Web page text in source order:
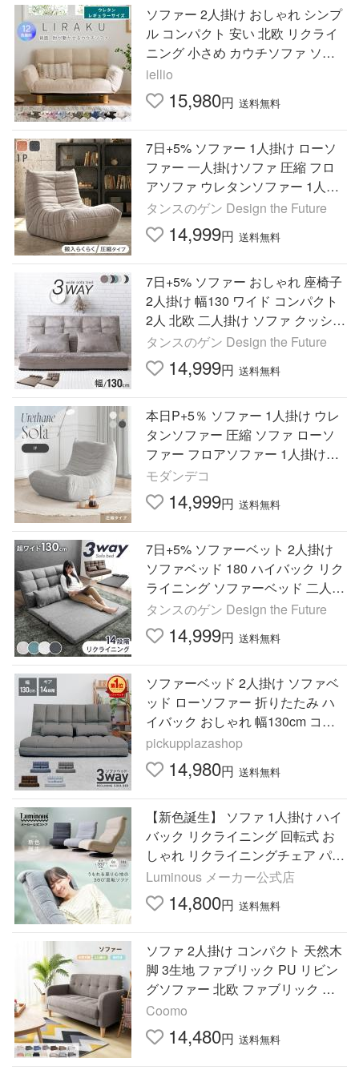
ソファー 2人掛け おしゃれ シンプ
ル コンパクト 安い 北欧 リクライ
ニング 小さめ カウチソファ ソフ
ァ ソファベッド ローソファ 二人
掛け 3人掛け レザー
iellio
15,980円 送料無料
7日+5% ソファー 1人掛け ローソ
ファー 一人掛けソファ 圧縮 フロ
アソファ ウレタンソファー 1人用
一人用 ローソファ 1人 フロアソフ
ァー 北欧 1P
タンスのゲン Design the Future
14,999円 送料無料
7日+5% ソファー おしゃれ 座椅子
2人掛け 幅130 ワイド コンパクト
2人 北欧 二人掛け ソファ クッショ
ン付き シンプル リビング
タンスのゲン Design the Future
14,999円 送料無料
本日P+5％ ソファー 1人掛け ウレ
タンソファー 圧縮 ソファ ローソ
ファー フロアソファー 1人掛けソ
ファ ハイバック ロータイプ 一人
暮らし 北欧 爆買
モダンデコ
14,999円 送料無料
7日+5% ソファーベット 2人掛け
ソファベッド 180 ハイバック リク
ライニング ソファーベッド 二人掛
け ソファー おしゃれ ソファ コン
パクト シンプル
タンスのゲン Design the Future
14,999円 送料無料
ソファーベッド 2人掛け ソファベ
ッド ローソファー 折りたたみ ハ
イバック おしゃれ 幅130cm コン
パクト リクライニング 北欧
pickupplazashop
14,980円 送料無料
【新色誕生】 ソファ 1人掛け ハイ
バック リクライニング 回転式 お
しゃれ リクライニングチェア パー
ソナル 高座椅子 うもれる座り心地
の回転ソファ 軽量 SRK
Luminous メーカー公式店
14,800円 送料無料
ソファ 2人掛け コンパクト 天然木
脚 3生地 ファブリック PU リビン
グソファー 北欧 ファブリック お
しゃれ 新生活 肘付き 組立簡単 2W
AY
Coomo
14,480円 送料無料